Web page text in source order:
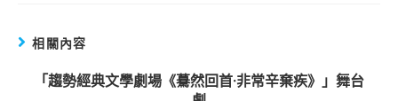
相關內容
「趨勢經典文學劇場《驀然回首·非常辛棄疾》」舞台